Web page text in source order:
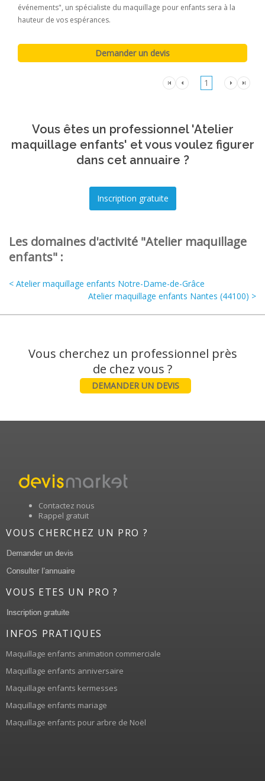
événements", un spécialiste du maquillage pour enfants sera à la
hauteur de vos espérances.
1
Vous êtes un professionnel 'Atelier
maquillage enfants' et vous voulez figurer
dans cet annuaire ?
Les domaines d'activité "Atelier maquillage
enfants" :
< Atelier maquillage enfants Notre-Dame-de-Grâce
Atelier maquillage enfants Nantes (44100) >
Vous cherchez un professionnel près
DEMANDER UN DEVIS
Contactez nous
Rappel gratuit
VOUS CHERCHEZ UN PRO ?
VOUS ETES UN PRO ?
INFOS PRATIQUES
Maquillage enfants animation commerciale
Maquillage enfants anniversaire
Maquillage enfants kermesses
Maquillage enfants mariage
Maquillage enfants pour arbre de Noël